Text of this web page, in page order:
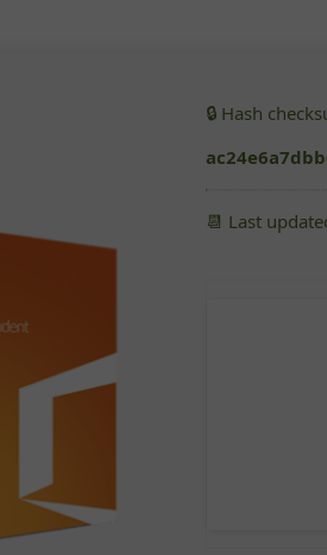
🔒 Hash
📆 Last